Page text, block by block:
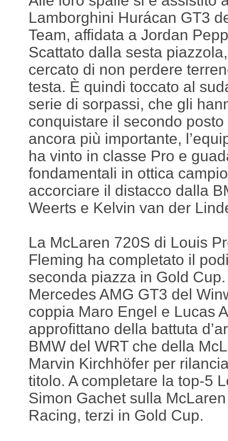
Lamborghini Hurácan GT3
Team, affidata a Jordan
Scattato dalla sesta
cercato di non perdere
testa. È quindi toccato al
serie di sorpassi, che gli
conquistare il secondo
ancora più importante,
ha vinto in classe Pro e
fondamentali in ottica
accorciare il distacco dalla
Weerts e Kelvin van der
La McLaren 720S di Louis
Fleming ha completato il
seconda piazza in Gold
Mercedes AMG GT3 del
coppia Maro Engel e Lucas
approfittano della battuta
BMW del WRT che della
Marvin Kirchhöfer per
titolo. A completare la top-5
Simon Gachet sulla
Racing, terzi in Gold Cup.